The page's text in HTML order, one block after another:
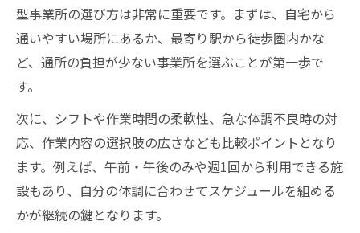
型事業所の選び方は非常に重要です。まずは、自宅から
通いやすい場所にあるか、最寄り駅から徒歩圏内かな
ど、通所の負担が少ない事業所を選ぶことが第一歩で
す。
次に、シフトや作業時間の柔軟性、急な体調不良時の対
応、作業内容の選択肢の広さなども比較ポイントとなり
ます。例えば、午前・午後のみや週1回から利用できる施
設もあり、自分の体調に合わせてスケジュールを組める
かが継続の鍵となります。